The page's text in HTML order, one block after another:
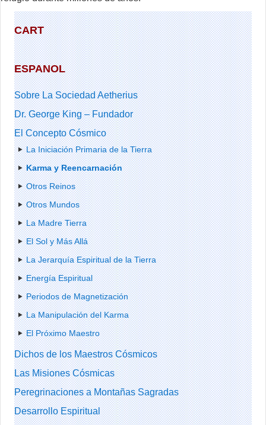
CART
ESPANOL
Sobre La Sociedad Aetherius
Dr. George King – Fundador
El Concepto Cósmico
La Iniciación Primaria de la Tierra
Karma y Reencarnación
Otros Reinos
Otros Mundos
La Madre Tierra
El Sol y Más Allá
La Jerarquía Espiritual de la Tierra
Energía Espiritual
Periodos de Magnetización
La Manipulación del Karma
El Próximo Maestro
Dichos de los Maestros Cósmicos
Las Misiones Cósmicas
Peregrinaciones a Montañas Sagradas
Desarrollo Espiritual